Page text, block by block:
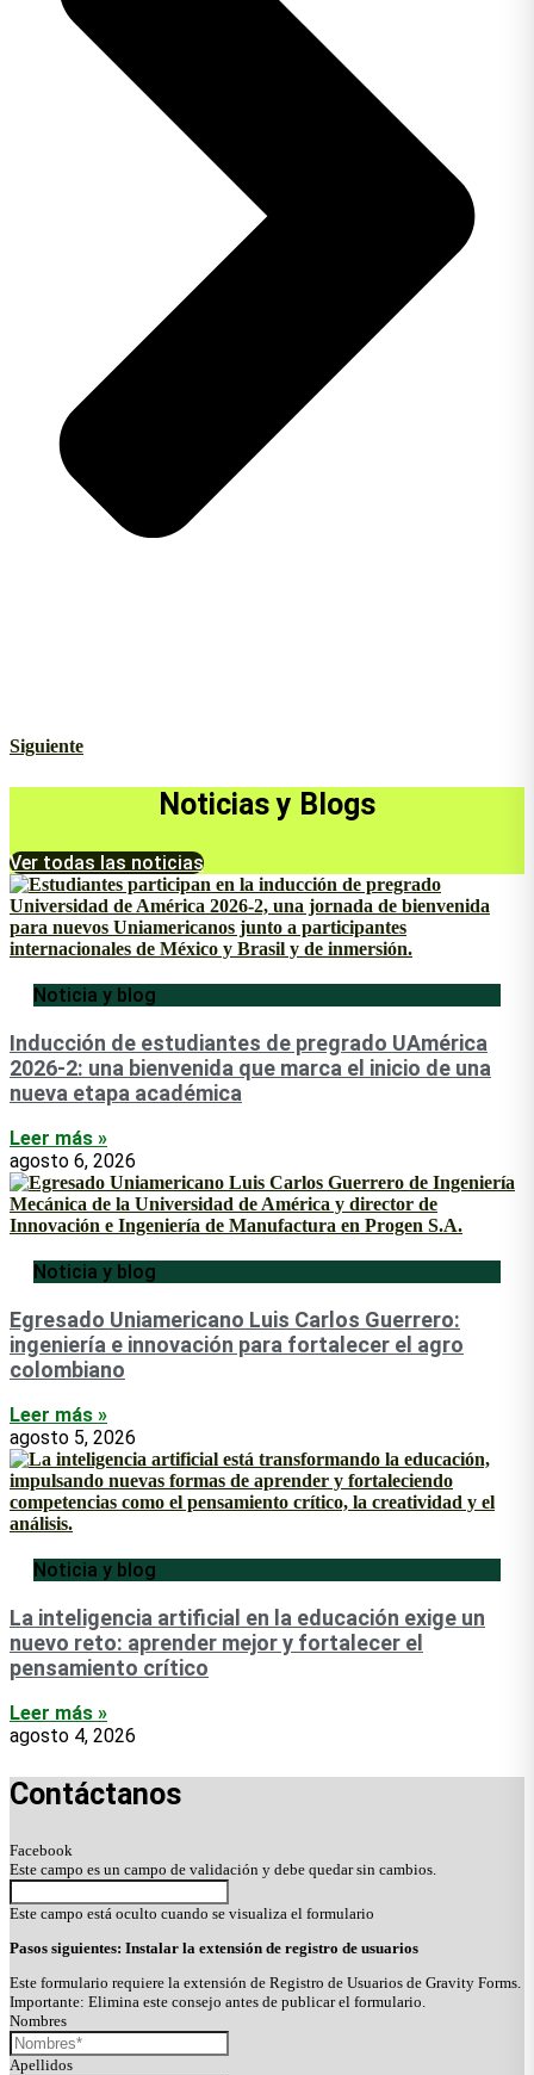
Siguiente
Noticias y Blogs
Ver todas las noticias
Noticia y blog
Inducción de estudiantes de pregrado UAmérica
2026-2: una bienvenida que marca el inicio de una
nueva etapa académica
Leer más »
agosto 6, 2026
Noticia y blog
Egresado Uniamericano Luis Carlos Guerrero:
ingeniería e innovación para fortalecer el agro
colombiano
Leer más »
agosto 5, 2026
Noticia y blog
La inteligencia artificial en la educación exige un
nuevo reto: aprender mejor y fortalecer el
pensamiento crítico
Leer más »
agosto 4, 2026
Contáctanos
Facebook
Este campo es un campo de validación y debe quedar sin cambios.
Este campo está oculto cuando se visualiza el formulario
Pasos siguientes: Instalar la extensión de registro de usuarios
Este formulario requiere la extensión de Registro de Usuarios de Gravity Forms.
Importante: Elimina este consejo antes de publicar el formulario.
Nombres
Apellidos